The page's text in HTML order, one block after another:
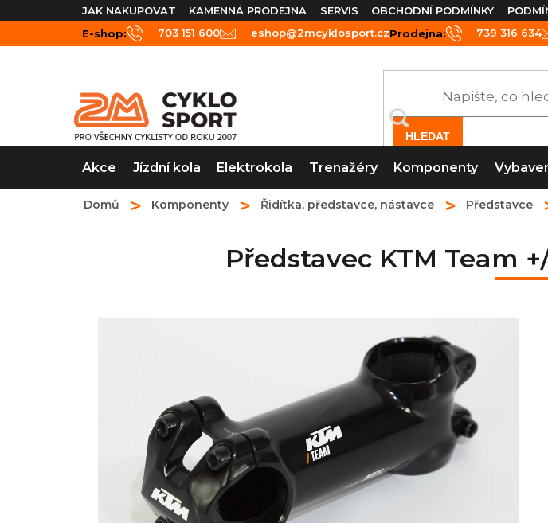
na
obsah
JAK NAKUPOVAT KAMENNÁ PRODEJNA SERVIS OBCHODNÍ PODMÍNKY
E-shop:
703 151 600 eshop@2mcyklosport.czProdejna: 739 316 634
HLEDAT
Akce Jízdní kola Elektrokola Trenažéry Komponenty
Domů Komponenty Řidítka, představce, nástavce Představce
Představec KTM Team